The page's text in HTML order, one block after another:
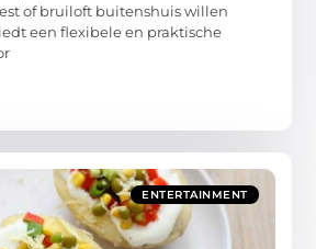
of bruiloft buitenshuis willen
een flexibele en praktische
ENTERTAINMENT